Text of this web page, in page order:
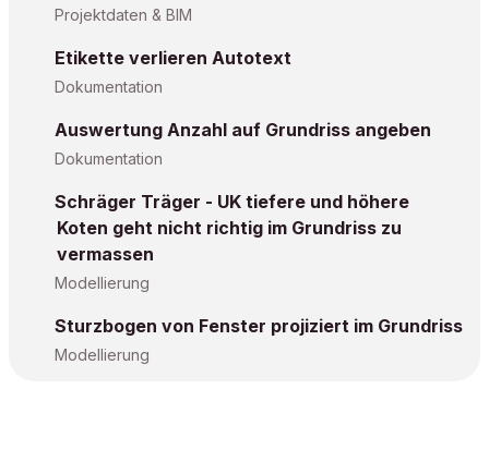
Projektdaten & BIM
Etikette verlieren Autotext
Dokumentation
Auswertung Anzahl auf Grundriss angeben
Dokumentation
Schräger Träger - UK tiefere und höhere
Koten geht nicht richtig im Grundriss zu
vermassen
Modellierung
Sturzbogen von Fenster projiziert im Grundriss
Modellierung